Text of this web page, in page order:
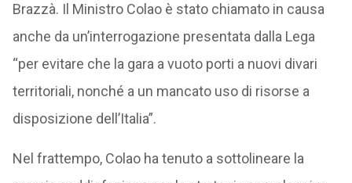
Brazzà. Il Ministro Colao è stato chiamato in causa
anche da un’interrogazione presentata dalla Lega
“per evitare che la gara a vuoto porti a nuovi divari
territoriali, nonché a un mancato uso di risorse a
disposizione dell’Italia”.
Nel frattempo, Colao ha tenuto a sottolineare la